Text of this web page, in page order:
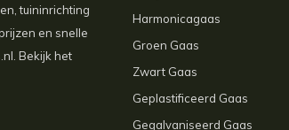
tuininrichting
en snelle
Bekijk het
Harmonicagaas
Groen Gaas
Zwart Gaas
Geplastificeerd Gaas
Gegalvaniseerd Gaas